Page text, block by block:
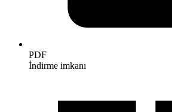
PDF
İndirme imkanı